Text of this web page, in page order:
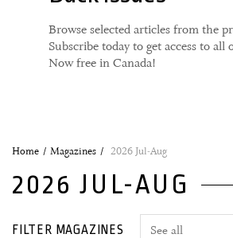
Browse selected articles from the
Subscribe today to get access to all
Now free in Canada!
Home Magazines 2026 Jul-Aug
2026 JUL-AUG
FILTER MAGAZINES